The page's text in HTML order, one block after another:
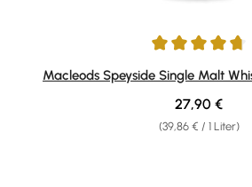
Durchschnittliche Bewertung von 4.7
Macleods Speyside Single Malt
(39,86 € / 1 Liter)
Regulärer
27,90 €